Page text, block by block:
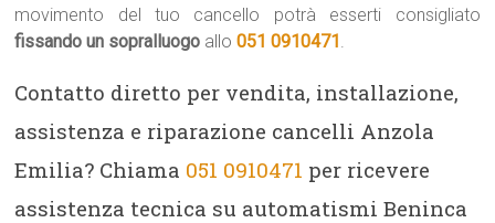
movimento del tuo cancello potrà esserti consigliato
fissando un sopralluogo allo051 0910471.
Contatto diretto per vendita, installazione,
assistenza e riparazione cancelli Anzola
Emilia? Chiama 051 0910471 per ricevere
assistenza tecnica su automatismi Beninca